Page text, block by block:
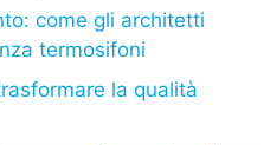
come gli architetti
termosifoni
la qualità